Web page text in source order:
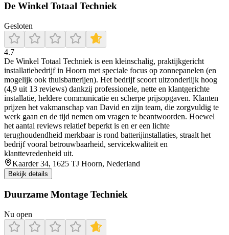
De Winkel Totaal Techniek
Gesloten
4.7
De Winkel Totaal Techniek is een kleinschalig, praktijkgericht
installatiebedrijf in Hoorn met speciale focus op zonnepanelen (en
mogelijk ook thuisbatterijen). Het bedrijf scoort uitzonderlijk hoog
(4,9 uit 13 reviews) dankzij professionele, nette en klantgerichte
installatie, heldere communicatie en scherpe prijsopgaven. Klanten
prijzen het vakmanschap van David en zijn team, die zorgvuldig te
werk gaan en de tijd nemen om vragen te beantwoorden. Hoewel
het aantal reviews relatief beperkt is en er een lichte
terughoudendheid merkbaar is rond batterijinstallaties, straalt het
bedrijf vooral betrouwbaarheid, servicekwaliteit en
klanttevredenheid uit.
Kaarder 34, 1625 TJ Hoorn, Nederland
Bekijk details
Duurzame Montage Techniek
Nu open